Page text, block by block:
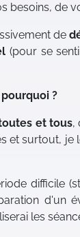
besoins, de
de
(pour se
?
et tous,
et surtout, je
difficile
d'un
les